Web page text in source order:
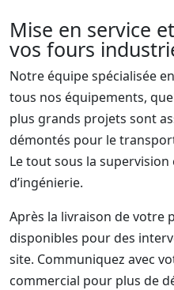
Mise en service
vos fours
Notre équipe spécialisée
tous nos équipements,
plus grands projets sont
démontés pour le
Le tout sous la
d’ingénierie.
Après la livraison de votre
disponibles pour des
site. Communiquez avec
commercial pour plus de